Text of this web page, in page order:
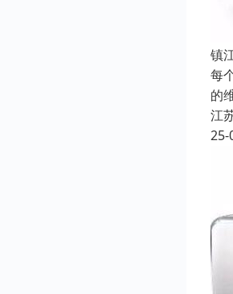
镇
每
的
江
25-